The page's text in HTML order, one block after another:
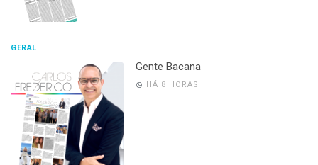
GERAL
Gente Bacana
HÁ 8 HORAS